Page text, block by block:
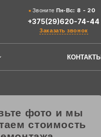
Звоните Пн-Вс: 8 - 20
+375(29)620-74-44
Заказать звонок
КОНТАКТЫ
фото и мы
стоимость